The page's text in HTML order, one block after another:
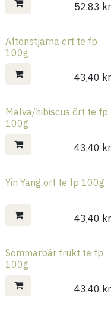
52,83 kr
Aftonstjärna ört te fp
100g
43,40 kr
Malva/hibiscus ört te fp
100g
43,40 kr
Yin Yang ört te fp 100g
43,40 kr
Sommarbär frukt te fp
100g
43,40 kr